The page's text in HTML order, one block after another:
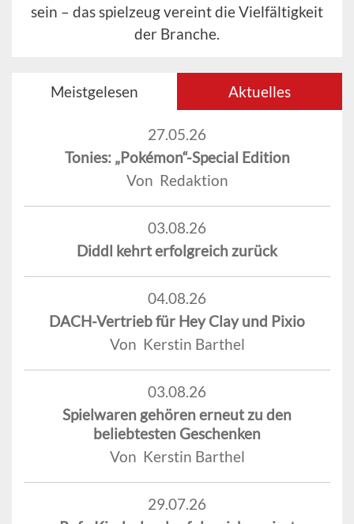
sein – das spielzeug vereint die Vielfältigkeit
der Branche.
Meistgelesen Aktuelles
27.05.26
Tonies: „Pokémon“-Special Edition
Von Redaktion
03.08.26
Diddl kehrt erfolgreich zurück
04.08.26
DACH-Vertrieb für Hey Clay und Pixio
Von Kerstin Barthel
03.08.26
Spielwaren gehören erneut zu den
beliebtesten Geschenken
Von Kerstin Barthel
29.07.26